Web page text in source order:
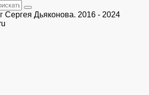
Сергея Дьяконова. 2016 - 2024